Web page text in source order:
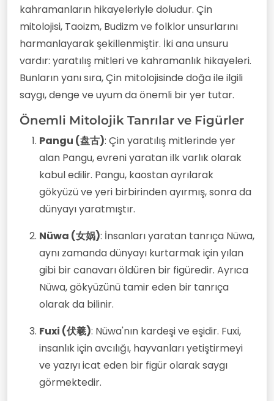
kahramanların hikayeleriyle doludur. Çin
mitolojisi, Taoizm, Budizm ve folklor unsurlarını
harmanlayarak şekillenmiştir. İki ana unsuru
vardır: yaratılış mitleri ve kahramanlık hikayeleri.
Bunların yanı sıra, Çin mitolojisinde doğa ile ilgili
saygı, denge ve uyum da önemli bir yer tutar.
Önemli Mitolojik Tanrılar ve Figürler
Pangu (盘古): Çin yaratılış mitlerinde yer
alan Pangu, evreni yaratan ilk varlık olarak
kabul edilir. Pangu, kaostan ayrılarak
gökyüzü ve yeri birbirinden ayırmış, sonra da
dünyayı yaratmıştır.
Nüwa (女娲): İnsanları yaratan tanrıça Nüwa,
aynı zamanda dünyayı kurtarmak için yılan
gibi bir canavarı öldüren bir figüredir. Ayrıca
Nüwa, gökyüzünü tamir eden bir tanrıça
olarak da bilinir.
Fuxi (伏羲): Nüwa'nın kardeşi ve eşidir. Fuxi,
insanlık için avcılığı, hayvanları yetiştirmeyi
ve yazıyı icat eden bir figür olarak saygı
görmektedir.